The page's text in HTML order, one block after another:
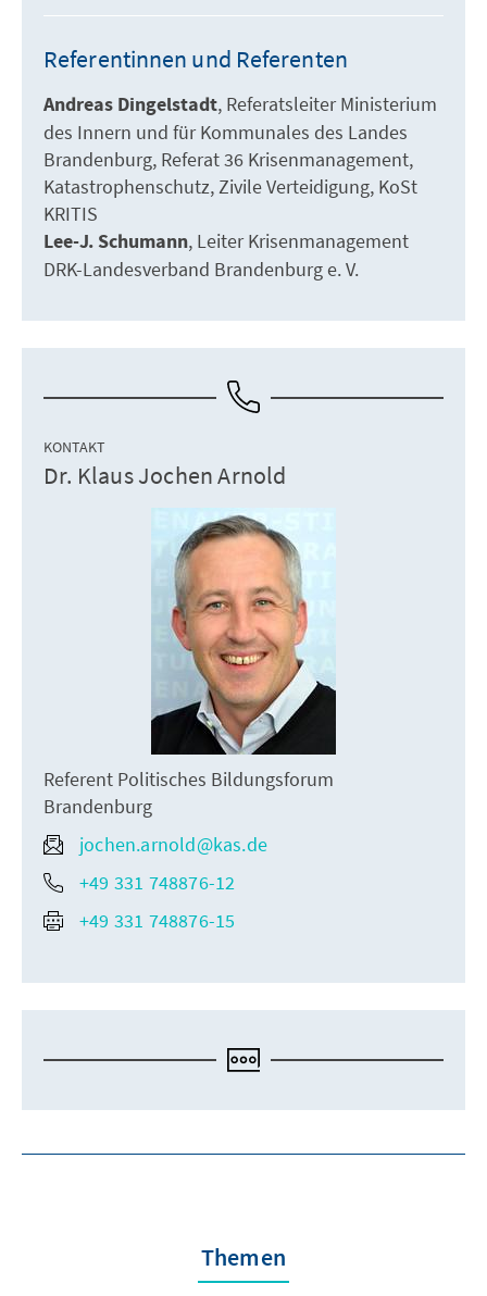
Referentinnen und Referenten
Andreas Dingelstadt Referatsleiter Ministerium
des Innern und für Kommunales des Landes
Brandenburg Referat 36 Krisenmanagement
Katastrophenschutz Zivile Verteidigung KoSt
KRITIS
Lee-J. Schumann Leiter Krisenmanagement
DRK-Landesverband Brandenburg e. V.
KONTAKT
Dr. Klaus Jochen Arnold
Referent Politisches Bildungsforum
Brandenburg
jochen.arnold@kas.de
+49 331 748876-12
+49 331 748876-15
Themen